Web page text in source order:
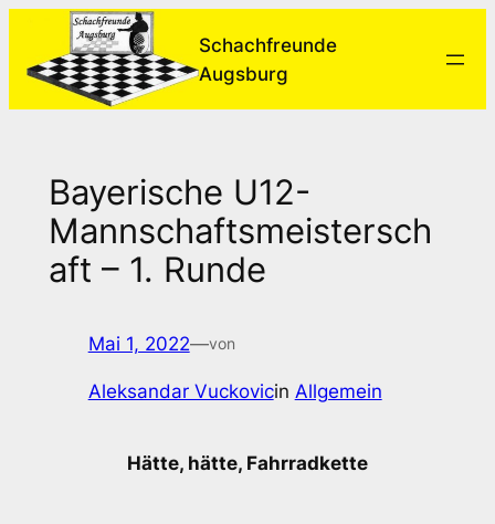
springen
Schachfreunde
Augsburg
Bayerische U12-
Mannschaftsmeistersch
aft – 1. Runde
Mai 1, 2022—von
Aleksandar Vuckovicin Allgemein
Hätte, hätte, Fahrradkette